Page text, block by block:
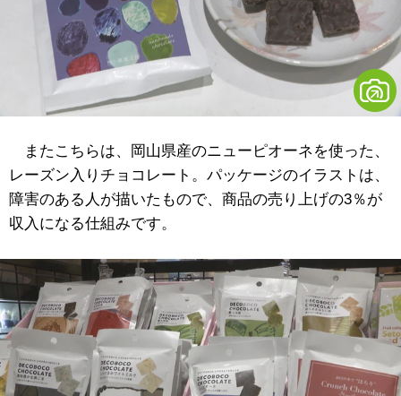
またこちらは、岡山県産のニューピオーネを使った、
レーズン入りチョコレート。パッケージのイラストは、
障害のある人が描いたもので、商品の売り上げの3％が
収入になる仕組みです。